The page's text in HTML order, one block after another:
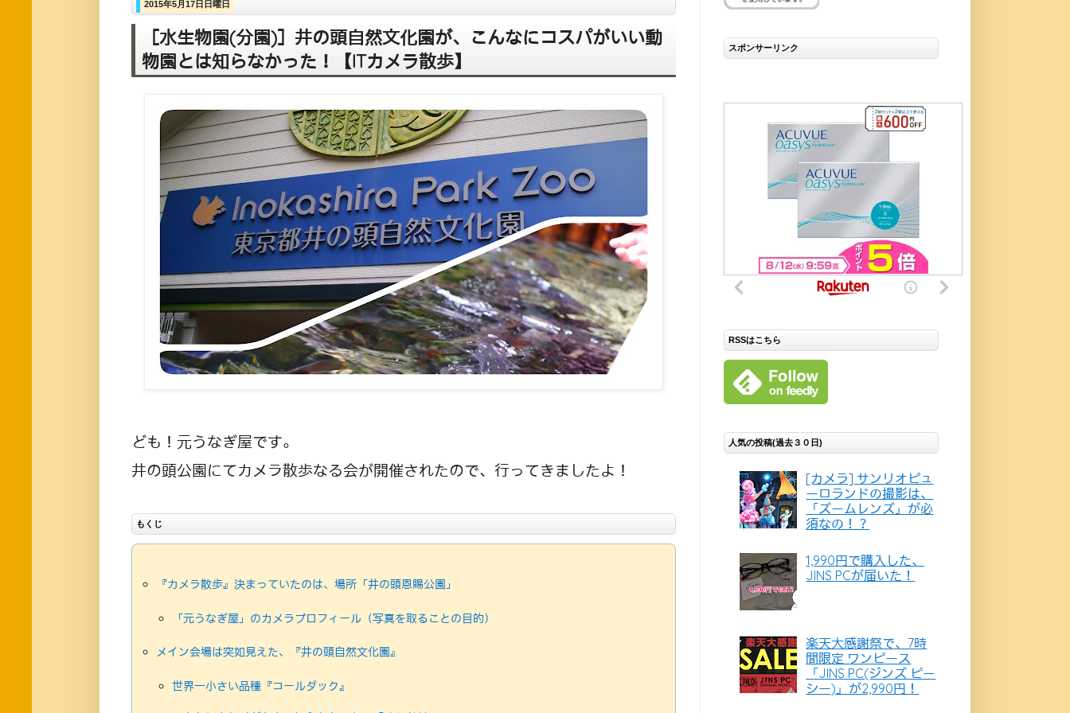
2015年5月17日日曜日
［水生物園(分園)］井の頭自然文化園が、こんなにコスパがいい動
物園とは知らなかった！【ITカメラ散歩】
ども！元うなぎ屋です。
井の頭公園にてカメラ散歩なる会が開催されたので、行ってきましたよ！
もくじ
『カメラ散歩』決まっていたのは、場所「井の頭恩賜公園」
「元うなぎ屋」のカメラプロフィール（写真を取ることの目的）
メイン会場は突如見えた、『井の頭自然文化園』
世界一小さい品種『コールダック』
スポンサーリンク
RSSはこちら
人気の投稿(過去３０日)
[カメラ] サンリオピュ
ーロランドの撮影は、
「ズームレンズ」が必
須なの！？
1,990円で購入した、
JINS PCが届いた！
楽天大感謝祭で、7時
間限定 ワンピース
「JINS PC(ジンズ ピー
シー)」が2,990円！